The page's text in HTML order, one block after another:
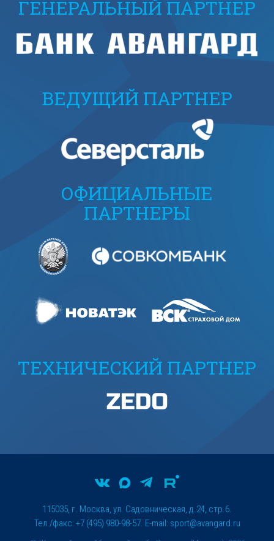
ГЕНЕРАЛЬНЫЙ ПАРТНЕР
ВЕДУЩИЙ ПАРТНЕР
ОФИЦИАЛЬНЫЕ
ПАРТНЕРЫ
ТЕХНИЧЕСКИЙ ПАРТНЕР
115035, г. Москва, ул. Садовническая, д.24, стр.6.
Тел./факс: +7 (495) 980-98-57. E-mail: sport@avangard.ru